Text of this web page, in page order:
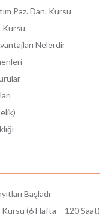
Paz. Dan. Kursu
Kursu
Nelerdir
Başladı
Kursu (6 Hafta – 120 Saat)